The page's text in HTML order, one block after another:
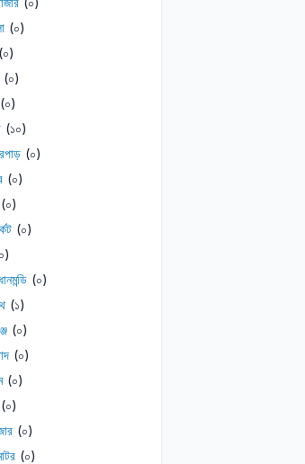
(০)
(০)
(০)
(০)
(১০)
(০)
(০)
(০)
(০)
(০)
(১)
(০)
(০)
(০)
(০)
(০)
(০)